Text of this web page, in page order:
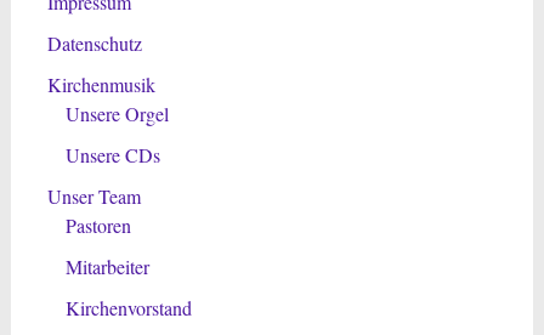
Datenschutz
Kirchenmusik
Unsere Orgel
Unsere CDs
Unser Team
Pastoren
Mitarbeiter
Kirchenvorstand